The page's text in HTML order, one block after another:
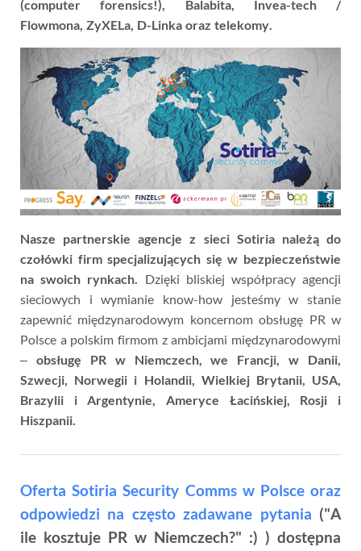
(computer forensics!), Balabita, Invea-tech /
Flowmona, ZyXELa, D-Linka oraz telekomy.
Nasze partnerskie agencje z sieci Sotiria należą do
czołówki firm specjalizujących się w bezpieczeństwie
na swoich rynkach. Dzięki bliskiej współpracy agencji
sieciowych i wymianie know-how jesteśmy w stanie
zapewnić międzynarodowym koncernom obsługę PR w
Polsce a polskim firmom z ambicjami międzynarodowymi
– obsługę PR w Niemczech, we Francji, w Danii,
Szwecji, Norwegii i Holandii, Wielkiej Brytanii, USA,
Brazylii i Argentynie, Ameryce Łacińskiej, Rosji i
Hiszpanii.
Oferta Sotiria Security Comms w Polsce oraz
odpowiedzi na często zadawane pytania ("A
ile kosztuje PR w Niemczech?" :) ) dostępna